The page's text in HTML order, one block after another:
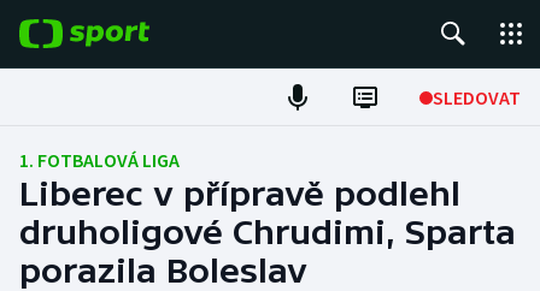
SLEDOVAT
Fotbal
Hokej
Tenis
1. FOTBALOVÁ LIGA
Liberec v přípravě podlehl
druholigové Chrudimi, Sparta
porazila Boleslav